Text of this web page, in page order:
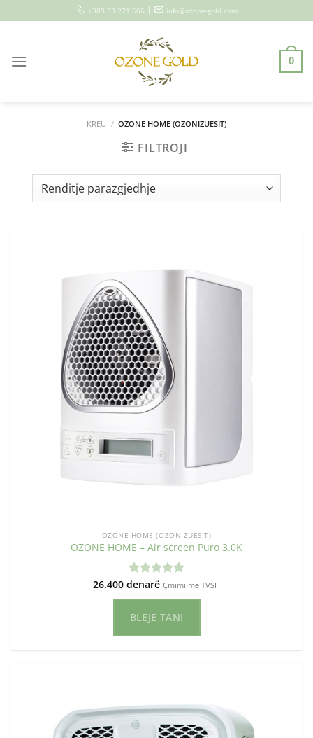
to
+389 33 271 666 | info@ozone-gold.com
0
KREU / OZONE HOME (OZONIZUESIT)
FILTROJI
OZONE HOME (OZONIZUESIT)
OZONE HOME – Air screen Puro 3.0K
Vlerësuar
26.400 denarë Çmimi me TVSH
BLEJE TANI